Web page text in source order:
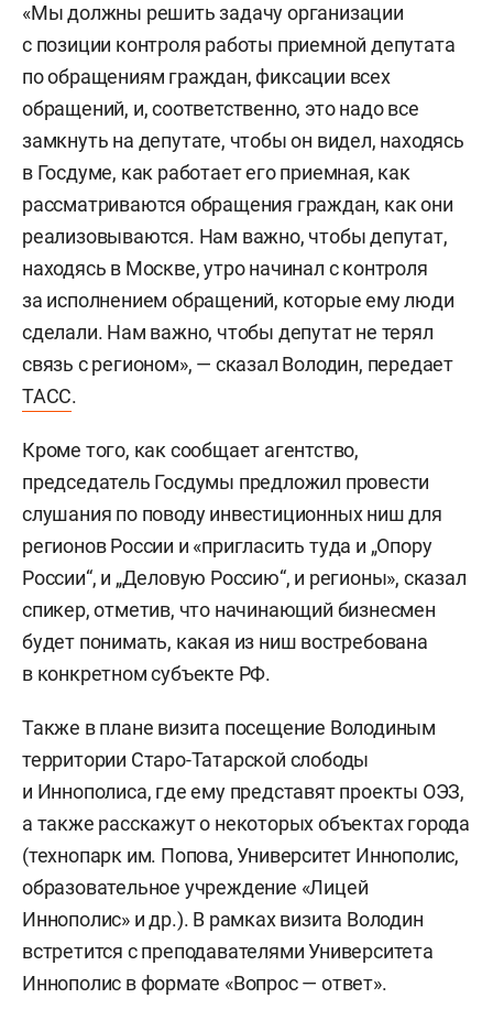
«Мы должны решить задачу организации
с позиции контроля работы приемной депутата
по обращениям граждан, фиксации всех
обращений, и, соответственно, это надо все
замкнуть на депутате, чтобы он видел, находясь
в Госдуме, как работает его приемная, как
рассматриваются обращения граждан, как они
реализовываются. Нам важно, чтобы депутат,
находясь в Москве, утро начинал с контроля
за исполнением обращений, которые ему люди
сделали. Нам важно, чтобы депутат не терял
связь с регионом», — сказал Володин, передает
ТАСС.
Кроме того, как сообщает агентство,
председатель Госдумы предложил провести
слушания по поводу инвестиционных ниш для
регионов России и «пригласить туда и „Опору
России“, и „Деловую Россию“, и регионы», сказал
спикер, отметив, что начинающий бизнесмен
будет понимать, какая из ниш востребована
в конкретном субъекте РФ.
Также в плане визита посещение Володиным
территории Старо-Татарской слободы
и Иннополиса, где ему представят проекты ОЭЗ,
а также расскажут о некоторых объектах города
(технопарк им. Попова, Университет Иннополис,
образовательное учреждение «Лицей
Иннополис» и др.). В рамках визита Володин
встретится с преподавателями Университета
Иннополис в формате «Вопрос — ответ».